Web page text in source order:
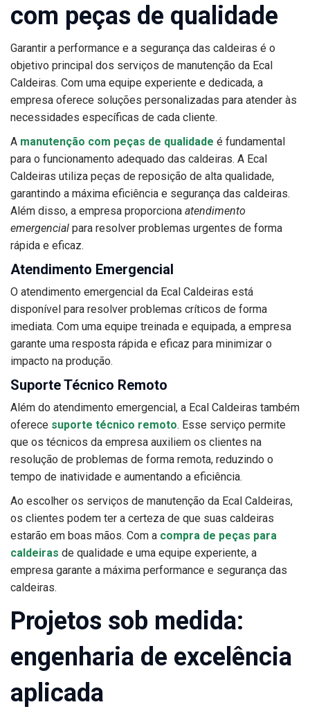
com peças de qualidade
Garantir a performance e a segurança das caldeiras é o
objetivo principal dos serviços de manutenção da Ecal
Caldeiras. Com uma equipe experiente e dedicada, a
empresa oferece soluções personalizadas para atender às
necessidades específicas de cada cliente.
A manutenção com peças de qualidade é fundamental
para o funcionamento adequado das caldeiras. A Ecal
Caldeiras utiliza peças de reposição de alta qualidade,
garantindo a máxima eficiência e segurança das caldeiras.
Além disso, a empresa proporciona atendimento
emergencial para resolver problemas urgentes de forma
rápida e eficaz.
Atendimento Emergencial
O atendimento emergencial da Ecal Caldeiras está
disponível para resolver problemas críticos de forma
imediata. Com uma equipe treinada e equipada, a empresa
garante uma resposta rápida e eficaz para minimizar o
impacto na produção.
Suporte Técnico Remoto
Além do atendimento emergencial, a Ecal Caldeiras também
oferece suporte técnico remoto. Esse serviço permite
que os técnicos da empresa auxiliem os clientes na
resolução de problemas de forma remota, reduzindo o
tempo de inatividade e aumentando a eficiência.
Ao escolher os serviços de manutenção da Ecal Caldeiras,
os clientes podem ter a certeza de que suas caldeiras
estarão em boas mãos. Com a compra de peças para
caldeiras de qualidade e uma equipe experiente, a
empresa garante a máxima performance e segurança das
caldeiras.
Projetos sob medida:
engenharia de excelência
aplicada